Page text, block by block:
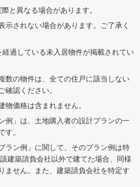
と異なる場合があります。
されない場合があります。ご了承く
経過している未入居物件が掲載されてい
数の物件は、全ての住戸に該当しない
認ください。
物価格は含まれません。
例」は、土地購入者の設計プランの一
。
ラン例」に関して、そのプラン例は特
建築請負会社以外で建てた場合、同様
ません。また、建築請負会社を特定す